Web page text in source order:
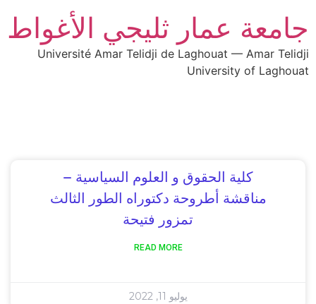
جامعة عمار ثليجي الأغواط
Université Amar Telidji de Laghouat — Amar Telidji
University of Laghouat
كلية الحقوق و العلوم السياسية –
مناقشة أطروحة دكتوراه الطور الثالث
تمزور فتيحة
READ MORE
يوليو 11, 2022